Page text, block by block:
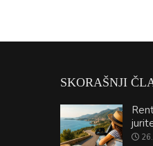
SKORAŠNJI